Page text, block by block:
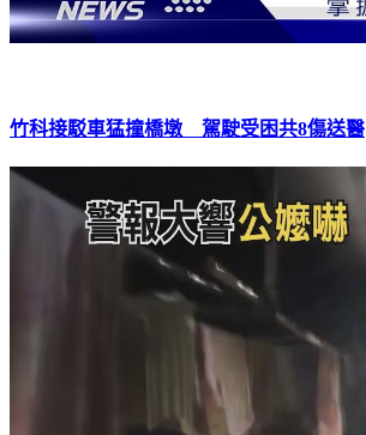
竹科接駁車猛撞橋墩 駕駛受困共8傷送醫